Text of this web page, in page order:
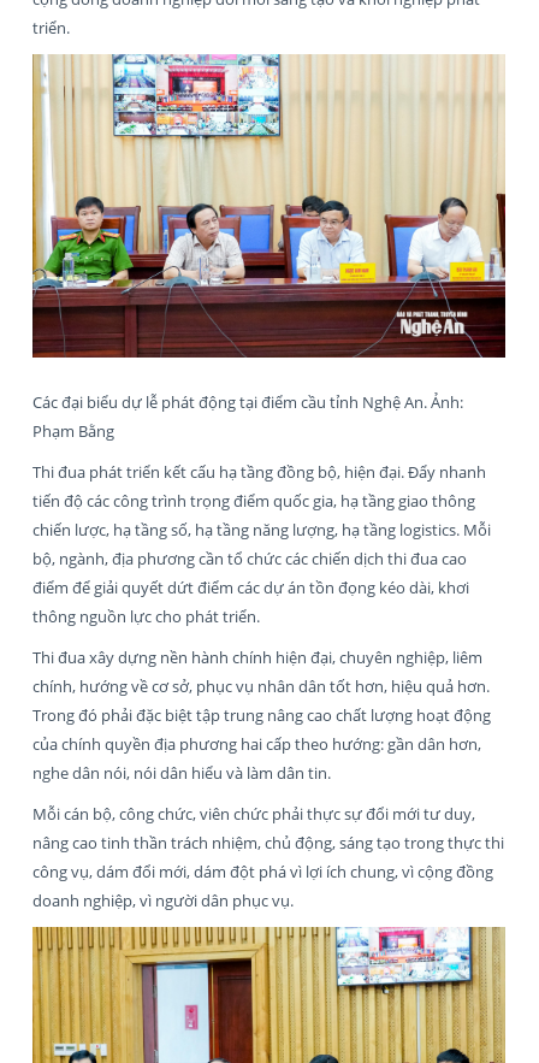
triển.
Các đại biểu dự lễ phát động tại điểm cầu tỉnh Nghệ An. Ảnh:
Phạm Bằng
Thi đua phát triển kết cấu hạ tầng đồng bộ, hiện đại. Đẩy nhanh
tiến độ các công trình trọng điểm quốc gia, hạ tầng giao thông
chiến lược, hạ tầng số, hạ tầng năng lượng, hạ tầng logistics. Mỗi
bộ, ngành, địa phương cần tổ chức các chiến dịch thi đua cao
điểm để giải quyết dứt điểm các dự án tồn đọng kéo dài, khơi
thông nguồn lực cho phát triển.
Thi đua xây dựng nền hành chính hiện đại, chuyên nghiệp, liêm
chính, hướng về cơ sở, phục vụ nhân dân tốt hơn, hiệu quả hơn.
Trong đó phải đặc biệt tập trung nâng cao chất lượng hoạt động
của chính quyền địa phương hai cấp theo hướng: gần dân hơn,
nghe dân nói, nói dân hiểu và làm dân tin.
Mỗi cán bộ, công chức, viên chức phải thực sự đổi mới tư duy,
nâng cao tinh thần trách nhiệm, chủ động, sáng tạo trong thực thi
công vụ, dám đổi mới, dám đột phá vì lợi ích chung, vì cộng đồng
doanh nghiệp, vì người dân phục vụ.